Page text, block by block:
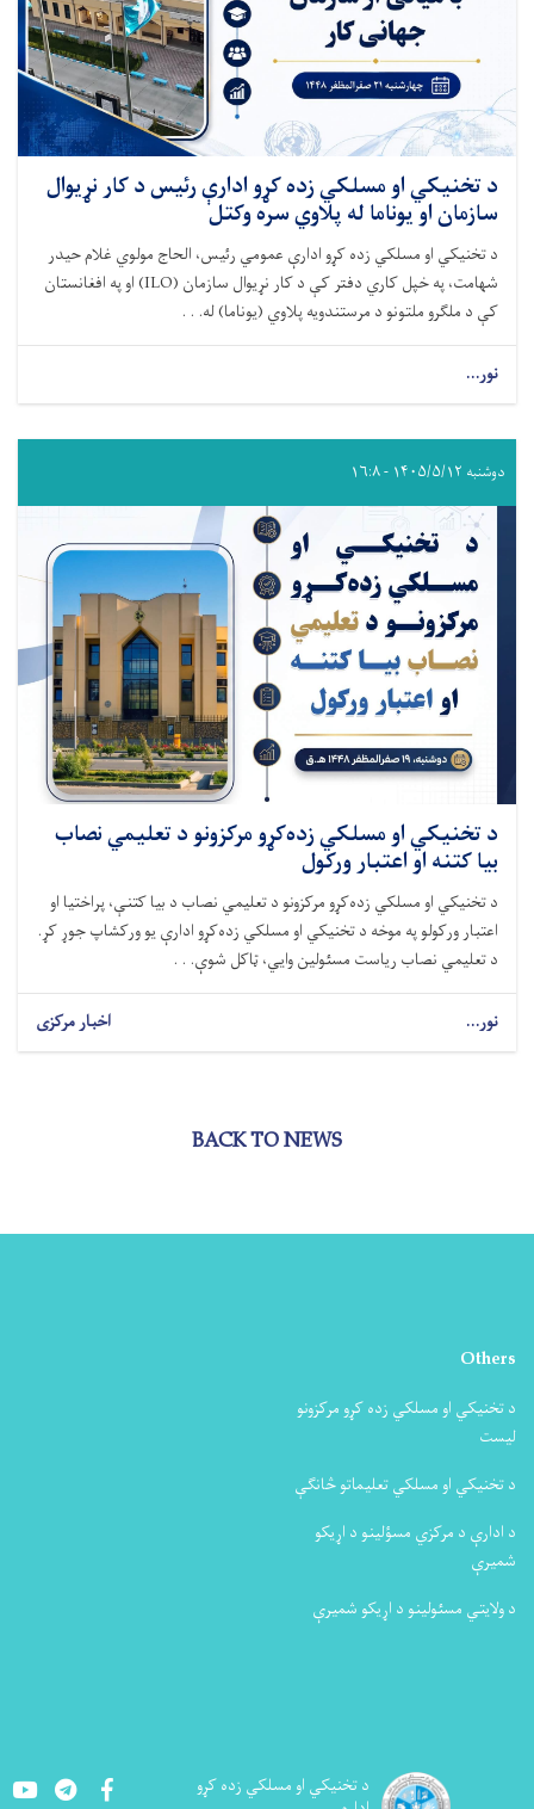
د تخنیکي او مسلکي زده کړو ادارې رئیس د کار نړیوال
سازمان او یوناما له پلاوي سره وکتل
د تخنیکي او مسلکي زده کړو ادارې عمومي رئیس، الحاج مولوي غلام حیدر
شهامت، په خپل کاري دفتر کې د کار نړیوال سازمان (ILO) او په افغانستان
کې د ملګرو ملتونو د مرستندویه پلاوي (یوناما) له. . .
نور...
دوشنبه ۱۴۰۵/۵/۱۲ - ۱۶:۸
د تخنیکي او مسلکي زده‌کړو مرکزونو د تعلیمي نصاب
بیا کتنه او اعتبار ورکول
د تخنیکي او مسلکي زده‌کړو مرکزونو د تعلیمي نصاب د بیا کتنې، پراختیا او
اعتبار ورکولو په موخه د تخنیکي او مسلکي زده‌کړو ادارې یو ورکشاپ جوړ کړ.
د تعلیمي نصاب ریاست مسئولین وایي، ټاکل شوې. . .
نور... اخبار مرکزی
BACK TO NEWS
Others
د تخنیکي او مسلکي زده کړو مرکزونو
لیست
د تخنیکي او مسلکي تعلیماتو څانګې
د ادارې د مرکزي مسؤلینو د اړیکو
شمیرې
د ولایتي مسئولینو د اړیکو شمیرې
د تخنيکي او مسلکي زده کړو YoutubeLinkedIn